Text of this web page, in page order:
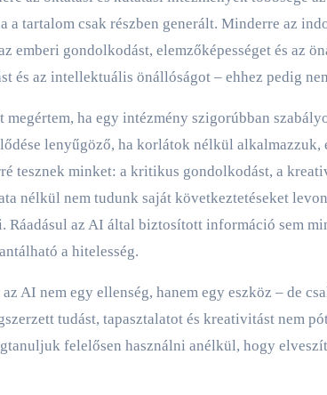
a tartalom csak részben generált. Minderre az
emberi gondolkodást, elemzőképességet és az
és az intellektuális önállóságot – ehhez pedig
megértem, ha egy intézmény szigorúbban
lenyűgöző, ha korlátok nélkül alkalmazzuk,
tesznek minket: a kritikus gondolkodást, a
nélkül nem tudunk saját következtetéseket
Ráadásul az AI által biztosított információ sem
a hitelesség.
az AI nem egy ellenség, hanem egy eszköz – de
tudást, tapasztalatot és kreativitást nem
felelősen használni anélkül, hogy